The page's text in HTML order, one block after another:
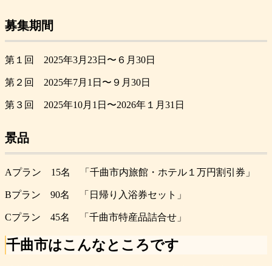
募集期間
第１回 2025年3月23日〜６月30日
第２回 2025年7月1日〜９月30日
第３回 2025年10月1日〜2026年１月31日
景品
Aプラン 15名 「千曲市内旅館・ホテル１万円割引券」
Bプラン 90名 「日帰り入浴券セット」
Cプラン 45名 「千曲市特産品詰合せ」
千曲市はこんなところです